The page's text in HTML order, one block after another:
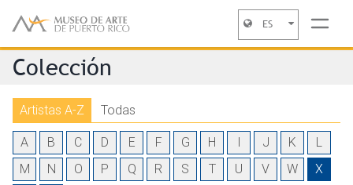
ES
Colección
Artistas A-Z Todas
A B C D E F G H I J K
L
M
N O P Q R S T U V W
X